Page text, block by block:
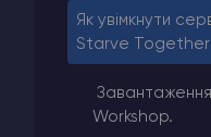
Як увімкнути
Starve
Workshop.